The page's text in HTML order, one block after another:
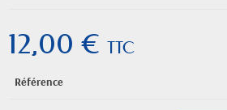
12,00 € TTC
Référence